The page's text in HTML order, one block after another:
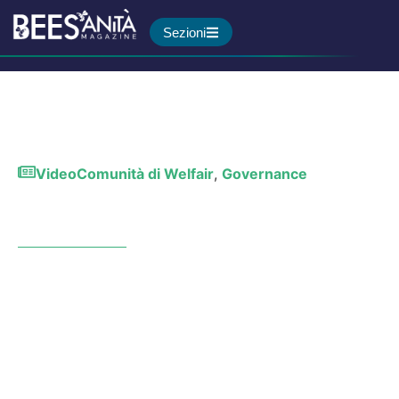
Sezioni
VideoComunità di Welfair, Governance